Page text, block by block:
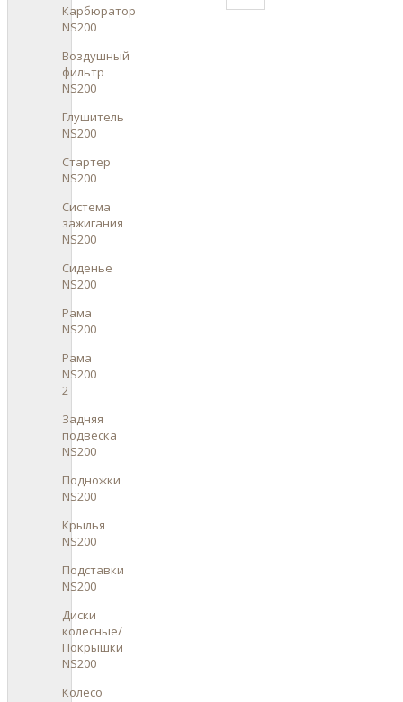
Карбюратор
NS200
Воздушный
фильтр
NS200
Глушитель
NS200
Стартер
NS200
Система
зажигания
NS200
Сиденье
NS200
Рама
NS200
Рама
NS200
2
Задняя
подвеска
NS200
Подножки
NS200
Крылья
NS200
Подставки
NS200
Диски
колесные/
Покрышки
NS200
Колесо